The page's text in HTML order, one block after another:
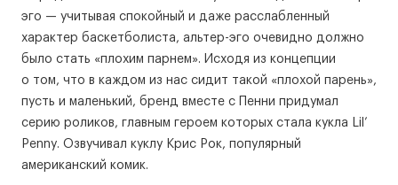
эго — учитывая спокойный и даже расслабленный
характер баскетболиста, альтер-эго очевидно должно
было стать «плохим парнем». Исходя из концепции
о том, что в каждом из нас сидит такой «плохой парень»,
пусть и маленький, бренд вместе с Пенни придумал
серию роликов, главным героем которых стала кукла Lil’
Penny. Озвучивал куклу Крис Рок, популярный
американский комик.